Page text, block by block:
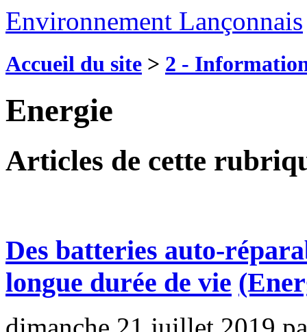
Environnement Lançonnais
Accueil du site > 2 -
Energie
Articles de cette
Des batteries auto-
longue durée de vie